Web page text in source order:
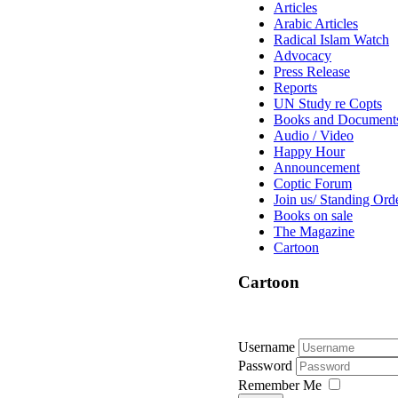
Articles
Arabic Articles
Radical Islam Watch
Advocacy
Press Release
Reports
UN Study re Copts
Books and
Audio / Video
Happy Hour
Announcement
Coptic Forum
Join us/ Standing
Books on sale
The Magazine
Cartoon
Cartoon
Username
Password
Remember Me